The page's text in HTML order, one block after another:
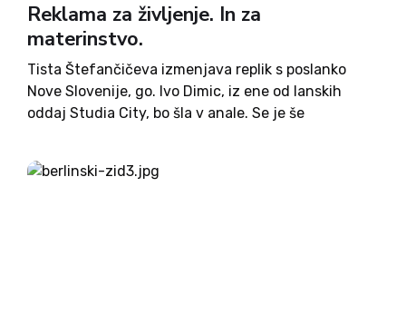
Reklama za življenje. In za
materinstvo.
Tista Štefančičeva izmenjava replik s poslanko
Nove Slovenije, go. Ivo Dimic, iz ene od lanskih
oddaj Studia City, bo šla v anale. Se je še
si predstavljate vi, da bomo šli...